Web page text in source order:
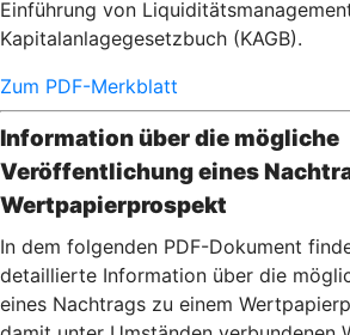
Einführung von
Kapitalanlagegesetzbuch (KAGB).
Zum PDF-Merkblatt
Information über die mögliche
Veröffentlichung eines
Wertpapierprospekt
In dem folgenden PDF-Dokument
detaillierte Information über die
eines Nachtrags zu einem